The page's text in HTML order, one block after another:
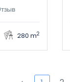
280 m2